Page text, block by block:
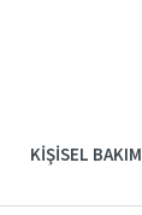
KIŞISEL BAKIM